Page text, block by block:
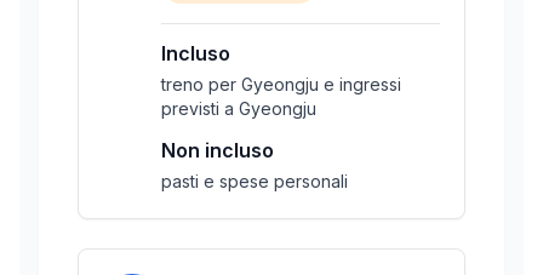
Incluso
treno per Gyeongju e ingressi
previsti a Gyeongju
Non incluso
pasti e spese personali